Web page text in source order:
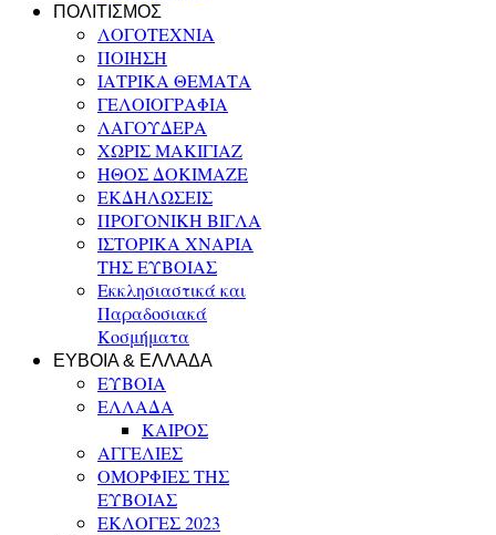
ΠΟΛΙΤΙΣΜΟΣ
ΛΟΓΟΤΕΧΝΙΑ
ΠΟΙΗΣΗ
ΙΑΤΡΙΚΑ ΘΕΜΑΤΑ
ΓΕΛΟΙΟΓΡΑΦΙΑ
ΛΑΓΟΥΔΕΡΑ
ΧΩΡΙΣ ΜΑΚΙΓΙΑΖ
ΗΘΟΣ ΔΟΚΙΜΑΖΕ
ΕΚΔΗΛΩΣΕΙΣ
ΠΡΟΓΟΝΙΚΗ ΒΙΓΛΑ
ΙΣΤΟΡΙΚΑ ΧΝΑΡΙΑ
ΤΗΣ ΕΥΒΟΙΑΣ
Εκκλησιαστικά και
Παραδοσιακά
Κοσμήματα
ΕΥΒΟΙΑ & ΕΛΛΑΔΑ
ΕΥΒΟΙΑ
ΕΛΛΑΔΑ
ΚΑΙΡΟΣ
ΑΓΓΕΛΙΕΣ
ΟΜΟΡΦΙΕΣ ΤΗΣ
ΕΥΒΟΙΑΣ
ΕΚΛΟΓΕΣ 2023